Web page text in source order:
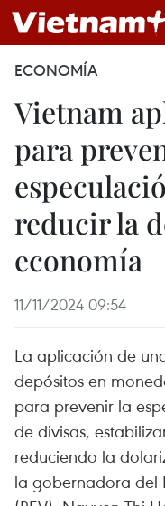
ECONOMÍA
Vietnam
para
reducir la
economía
11/11/2024 09:54
La aplicación de
depósitos en
para prevenir la
de divisas,
reduciendo la
la gobernadora del